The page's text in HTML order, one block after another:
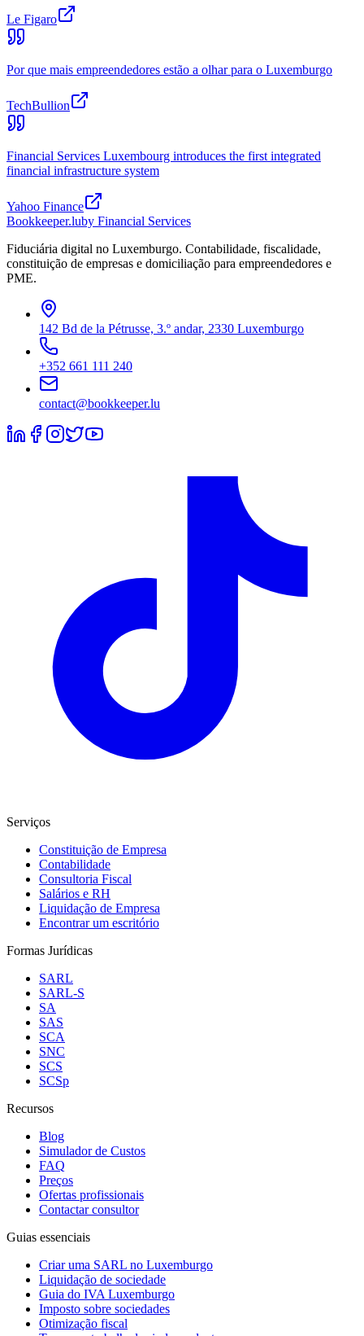
Le Figaro
Por que mais empreendedores estão a olhar para o Luxemburgo
TechBullion
Financial Services Luxembourg introduces the first integrated
financial infrastructure system
Yahoo Finance
Bookkeeper.luby Financial Services
Fiduciária digital no Luxemburgo. Contabilidade, fiscalidade,
constituição de empresas e domiciliação para empreendedores e
PME.
142 Bd de la Pétrusse, 3.º andar, 2330 Luxemburgo
+352 661 111 240
contact@bookkeeper.lu
Serviços
Constituição de Empresa
Contabilidade
Consultoria Fiscal
Salários e RH
Liquidação de Empresa
Encontrar um escritório
Formas Jurídicas
SARL
SARL-S
SA
SAS
SCA
SNC
SCS
SCSp
Recursos
Blog
Simulador de Custos
FAQ
Preços
Ofertas profissionais
Contactar consultor
Guias essenciais
Criar uma SARL no Luxemburgo
Liquidação de sociedade
Guia do IVA Luxemburgo
Imposto sobre sociedades
Otimização fiscal